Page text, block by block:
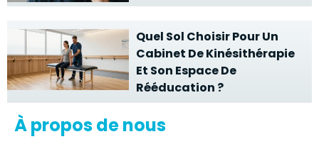
Quel Sol Choisir Pour Un
Cabinet De Kinésithérapie
Et Son Espace De
Rééducation ?
À propos de nous